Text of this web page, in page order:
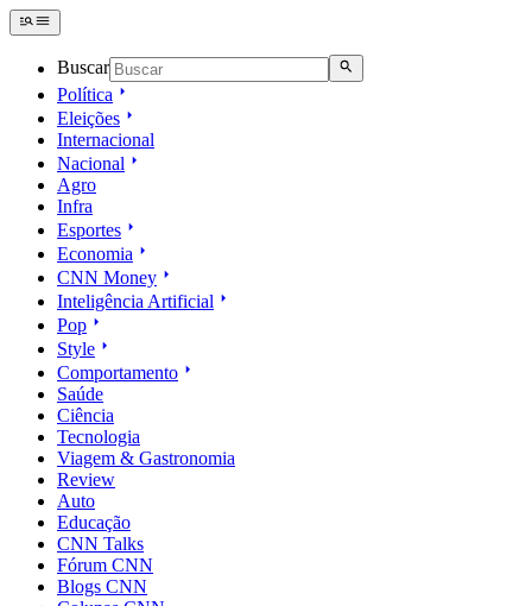
Buscar
Política
Eleições
Internacional
Nacional
Agro
Infra
Esportes
Economia
CNN Money
Inteligência Artificial
Pop
Style
Comportamento
Saúde
Ciência
Tecnologia
Viagem & Gastronomia
Review
Auto
Educação
CNN Talks
Fórum CNN
Blogs CNN